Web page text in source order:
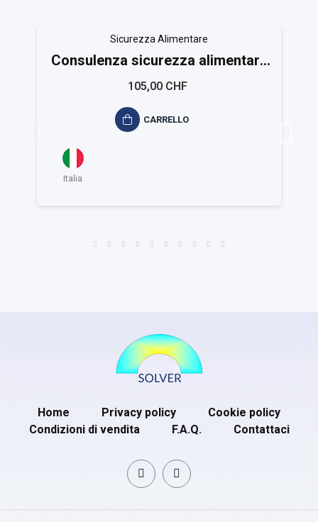
Sicurezza Alimentare
Consulenza sicurezza alimentare
ISO 22000
105,00 CHF
CARRELLO
Italia
Home Privacy policy
Cookie policy
Condizioni di vendita
F.A.Q. Contattaci